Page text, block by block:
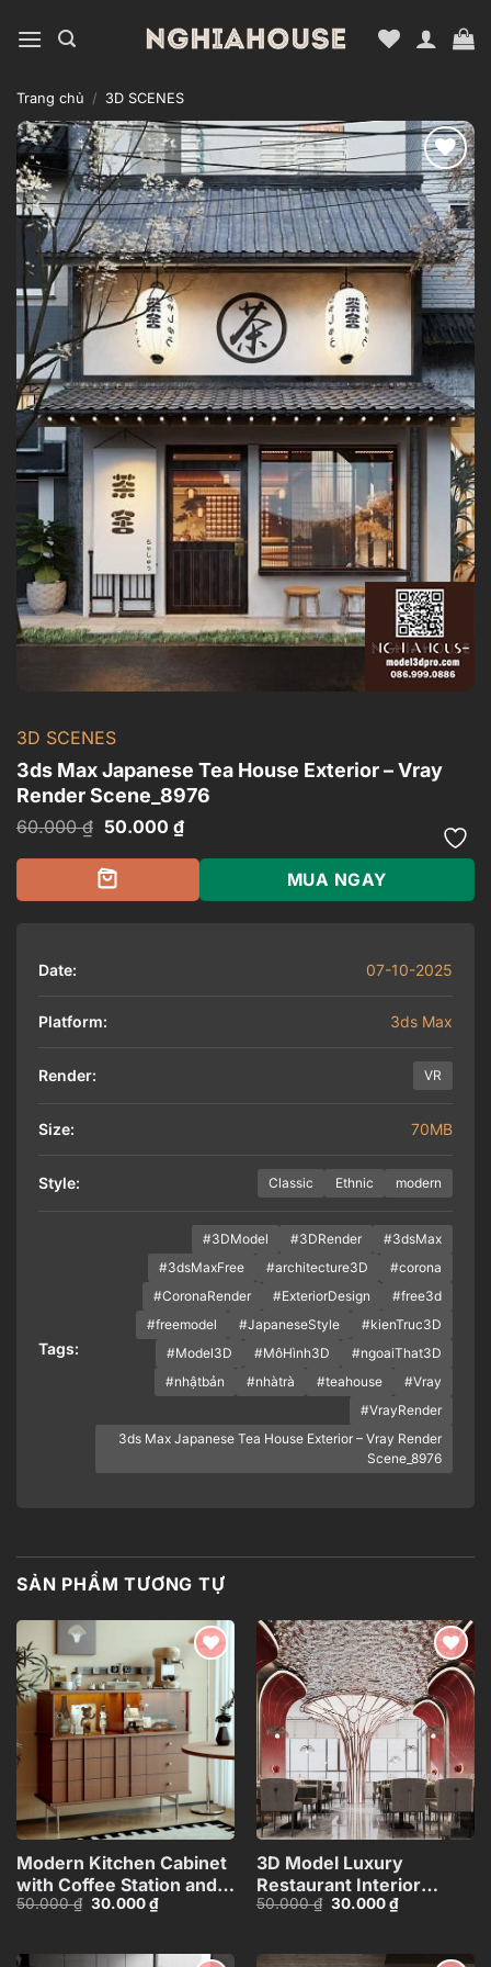
qua
dung
Trang chủ / 3D SCENES
Add to
wishlist
3D SCENES
3ds Max Japanese Tea House Exterior – Vray
Render Scene_8976
60.000₫ Giá
là:
60.000 ₫.
50.000 ₫Giá
hiện
tại
50.000 ₫.
MUA NGAY
Date: 07-10-2025
Platform: 3ds Max
Render: VR
Size: 70MB
Style: Classic Ethnic modern
Tags:
#3DModel #3DRender
#3dsMax
#3dsMaxFree
#architecture3D
#corona
#CoronaRender
#ExteriorDesign
#free3d
#freemodel
#JapaneseStyle
#kienTruc3D
#Model3D
#MôHình3D
#ngoaiThat3D
#nhậtbản
#nhàtrà #teahouse
#Vray
#VrayRender
3ds Max Japanese Tea House Exterior – Vray Render
Scene_8976
SẢN PHẨM TƯƠNG TỰ
wishlist
Modern Kitchen Cabinet
with Coffee Station and
Appliances – 3D
50.000₫ Giá
30.000₫Giá
hiện
30.000 ₫.
Add to
wishlist
3D Model Luxury
Restaurant Interior
Design – 3ds
50.000₫ Giá
30.000₫Giá
hiện
30.000 ₫.